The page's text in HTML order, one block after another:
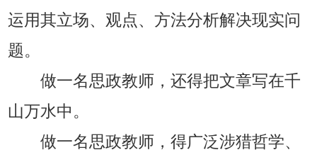
运用其立场、观点、方法分析解决现实问
题。
做一名思政教师，还得把文章写在千
山万水中。
做一名思政教师，得广泛涉猎哲学、